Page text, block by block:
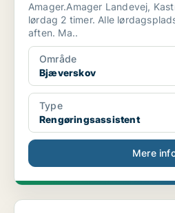
Amager.Amager Landevej,
lørdag 2 timer. Alle
aften. Ma..
Område
Bjæverskov
Type
Rengøringsassistent
Mere
Rengøringsassisten til kontor på